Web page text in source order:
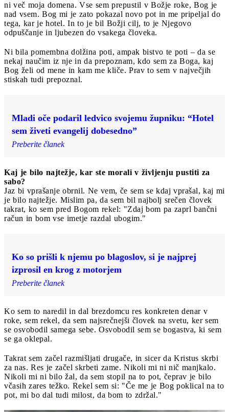
ni več moja domena. Vse sem prepustil v Božje roke, Bog je
nad vsem. Bog mi je zato pokazal novo pot in me pripeljal do
tega, kar je hotel. In to je bil Božji cilj, to je Njegovo
odpuščanje in ljubezen do vsakega človeka.
Ni bila pomembna dolžina poti, ampak bistvo te poti – da se
nekaj naučim iz nje in da prepoznam, kdo sem za Boga, kaj
Bog želi od mene in kam me kliče. Prav to sem v največjih
stiskah tudi prepoznal.
Mladi oče podaril ledvico svojemu župniku: “Hotel
sem živeti evangelij dobesedno”
Preberite članek
Kaj je bilo najtežje, kar ste morali v življenju pustiti za
sabo?
Jaz bi vprašanje obrnil. Ne vem, če sem se kdaj vprašal, kaj mi
je bilo najtežje. Mislim pa, da sem bil najbolj srečen človek
takrat, ko sem pred Bogom rekel: "Zdaj bom pa zaprl bančni
račun in bom vse imetje razdal ubogim."
Ko so prišli k njemu po blagoslov, si je najprej
izprosil en krog z motorjem
Preberite članek
Ko sem to naredil in dal brezdomcu res konkreten denar v
roke, sem rekel, da sem najsrečnejši človek na svetu, ker sem
se osvobodil samega sebe. Osvobodil sem se bogastva, ki sem
se ga oklepal.
Takrat sem začel razmišljati drugače, in sicer da Kristus skrbi
za nas. Res je začel skrbeti zame. Nikoli mi ni nič manjkalo.
Nikoli mi ni bilo žal, da sem stopil na to pot, čeprav je bilo
včasih zares težko. Rekel sem si: "Če me je Bog poklical na to
pot, mi bo dal tudi milost, da bom to zdržal."